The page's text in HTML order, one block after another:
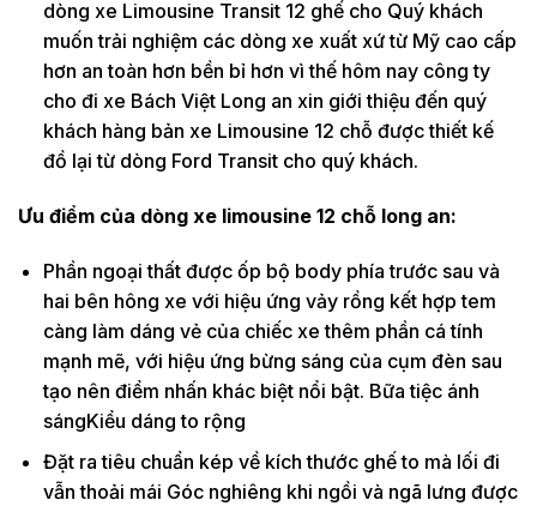
dòng xe Limousine Transit 12 ghế cho Quý khách
muốn trải nghiệm các dòng xe xuất xứ từ Mỹ cao cấp
hơn an toàn hơn bền bỉ hơn vì thế hôm nay công ty
cho đi xe Bách Việt Long an xin giới thiệu đến quý
khách hàng bản xe Limousine 12 chỗ được thiết kế
đồ lại từ dòng Ford Transit cho quý khách.
Ưu điểm của dòng xe limousine 12 chỗ long an:
Phần ngoại thất được ốp bộ body phía trước sau và
hai bên hông xe với hiệu ứng vảy rồng kết hợp tem
càng làm dáng vẻ của chiếc xe thêm phần cá tính
mạnh mẽ, với hiệu ứng bừng sáng của cụm đèn sau
tạo nên điểm nhấn khác biệt nổi bật. Bữa tiệc ánh
sángKiểu dáng to rộng
Đặt ra tiêu chuẩn kép về kích thước ghế to mà lối đi
vẫn thoải mái Góc nghiêng khi ngồi và ngã lưng được